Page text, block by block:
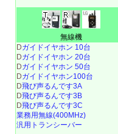
無線機
Dガイドイヤホン 10台
Dガイドイヤホン 20台
Dガイドイヤホン 50台
Dガイドイヤホン100台
D飛び声るんです3A
D飛び声るんです3B
D飛び声るんです3C
業務用無線(400MHz)
汎用トランシーバー